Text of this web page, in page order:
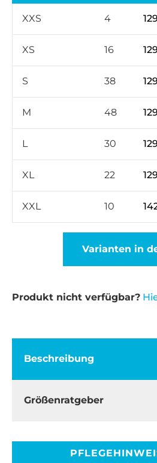
XXS 4
XS 16
S 38
M 48
L 30
XL 22
XXL 10
Varianten in
Produkt nicht verfügbar?
Beschreibung
Größenratgeber